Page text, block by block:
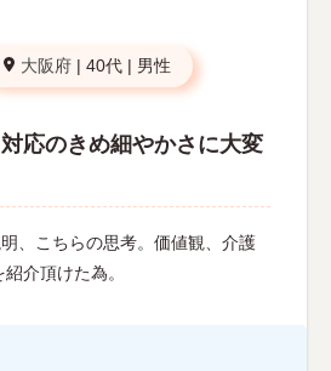
大阪府 | 40代 | 男性
応のきめ細やかさに大変
、こちらの思考。価値観、介護
介頂けた為。